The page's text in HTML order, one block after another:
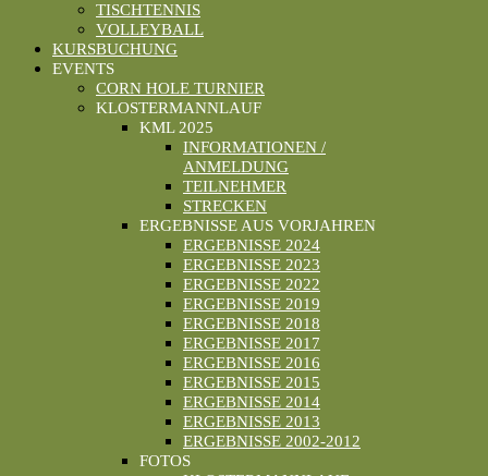
TISCHTENNIS
VOLLEYBALL
KURSBUCHUNG
EVENTS
CORN HOLE TURNIER
KLOSTERMANNLAUF
KML 2025
INFORMATIONEN /
ANMELDUNG
TEILNEHMER
STRECKEN
ERGEBNISSE AUS VORJAHREN
ERGEBNISSE 2024
ERGEBNISSE 2023
ERGEBNISSE 2022
ERGEBNISSE 2019
ERGEBNISSE 2018
ERGEBNISSE 2017
ERGEBNISSE 2016
ERGEBNISSE 2015
ERGEBNISSE 2014
ERGEBNISSE 2013
ERGEBNISSE 2002-2012
FOTOS